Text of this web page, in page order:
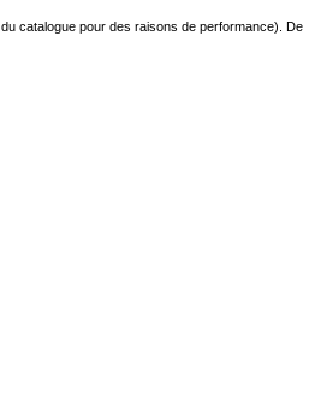
catalogue pour des raisons de performance). De